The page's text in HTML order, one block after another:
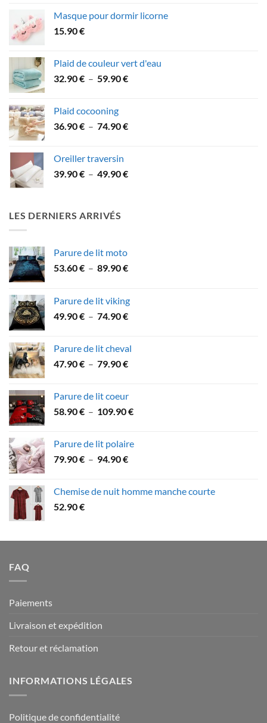
48.90 €
Masque pour dormir licorne
15.90€
Plaid de couleur vert d'eau
32.90€ – 59.90€Plage
à
Plaid cocooning
36.90€ – 74.90€Plage
à
Oreiller traversin
39.90€ – 49.90€Plage
LES DERNIERS ARRIVÉS
Parure de lit moto
53.60€ – 89.90€Plage
53.60 €
à
Parure de lit viking
49.90€ – 74.90€Plage
49.90 €
à
Parure de lit cheval
47.90€ – 79.90€Plage
à
Parure de lit coeur
58.90€ – 109.90€Plage
58.90 €
Parure de lit polaire
79.90€ – 94.90€Plage
79.90 €
Chemise de nuit homme manche courte
52.90€
FAQ
Paiements
Livraison et expédition
Retour et réclamation
INFORMATIONS LÉGALES
Politique de confidentialité